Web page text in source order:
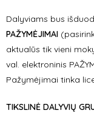
Dalyviams bus
PAŽYMĖJIMAI
aktualūs tik vieni
val. elektroninis
Pažymėjimai tinka
TIKSLINĖ DALYVIŲ